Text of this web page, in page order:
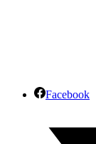
Facebook